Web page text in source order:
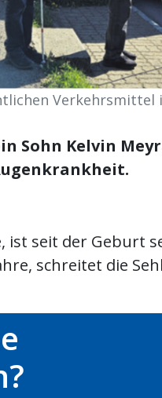
Sohn Kelvin
ist seit der Geburt
schreitet die